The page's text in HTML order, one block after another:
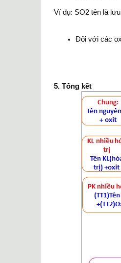
Ví dụ: SO2 tên là
Đối với các
5. Tổng kết